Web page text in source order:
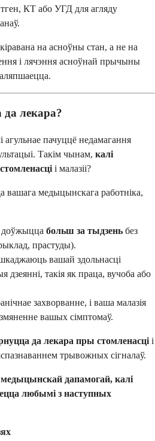
КТ або УГД для агляду
на асноўны стан, а не на
і лячэння асноўнай прычыны
да лекара?
агульнае пачуццё недамагання
Такім чынам, калі
і малазіі?
вашага медыцынскага работніка,
доўжыцца больш за тыдзень без
прастуды).
вашай здольнасці
дзеянні, такія як праца, вучоба або
захворванне, і ваша малазія
вашых сімптомаў.
да лекара пры стомленасці і
трывожных сігналаў.
медыцынскай дапамогай, калі
любымі з наступных